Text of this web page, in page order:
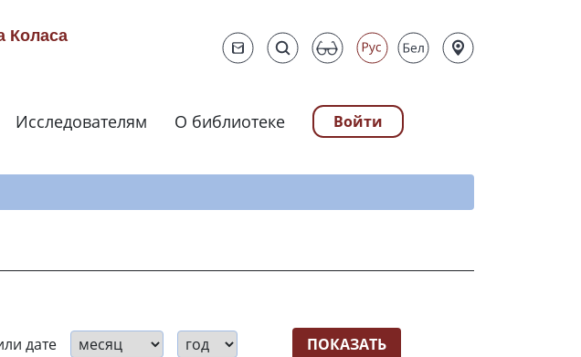
Коласа
по сайту
Исследователям О библиотеке Войти
дате